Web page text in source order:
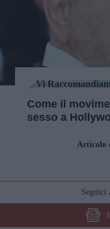
Vi
Come il
sesso a
Articolo
Seguici